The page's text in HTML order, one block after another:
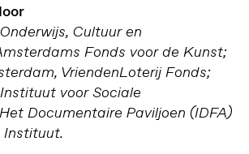
Cultuur en
Fonds voor de Kunst;
VriendenLoterij Fonds;
voor Sociale
Documentaire Paviljoen (IDFA)
Instituut.